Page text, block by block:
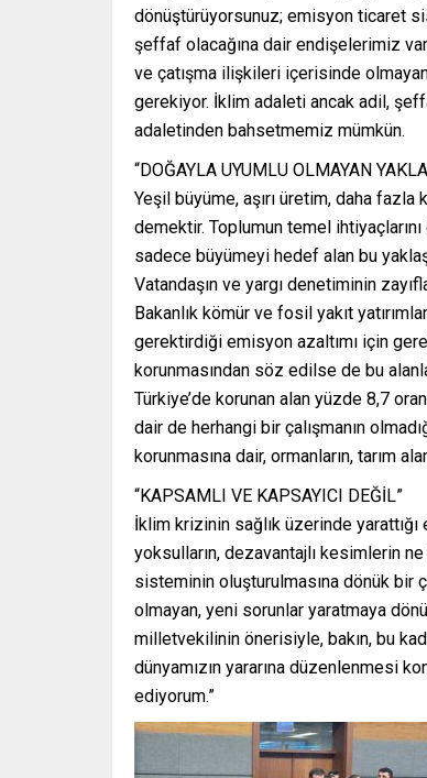
dönüştürüyorsunuz; emisyon ticaret
şeffaf olacağına dair endişelerimiz
ve çatışma ilişkileri içerisinde
gerekiyor. İklim adaleti ancak adil,
adaletinden bahsetmemiz mümkün.
“DOĞAYLA UYUMLU OLMAYAN
Yeşil büyüme, aşırı üretim, daha fazla
demektir. Toplumun temel
sadece büyümeyi hedef alan bu
Vatandaşın ve yargı denetiminin
Bakanlık kömür ve fosil yakıt
gerektirdiği emisyon azaltımı için
korunmasından söz edilse de bu
Türkiye’de korunan alan yüzde 8,7
dair de herhangi bir çalışmanın
korunmasına dair, ormanların, tarım
“KAPSAMLI VE KAPSAYICI DEĞİL”
İklim krizinin sağlık üzerinde
yoksulların, dezavantajlı kesimlerin ne
sisteminin oluşturulmasına dönük bir
olmayan, yeni sorunlar yaratmaya
milletvekilinin önerisiyle, bakın, bu
dünyamızın yararına düzenlenmesi
ediyorum.”